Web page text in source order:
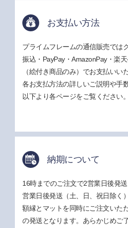
お支払い方法
プライムフレームの通信販売では
振込・PayPay・AmazonPay・楽
（絵付き商品のみ）でお支払いい
各お支払方法の詳しいご説明や手
以下より各ページをご覧ください。
納期について
16時までのご注文で2営業日後発
営業日後発送（土、日、祝日除く
額縁とマットを同時にご注文いた
の発送となります。あらかじめご